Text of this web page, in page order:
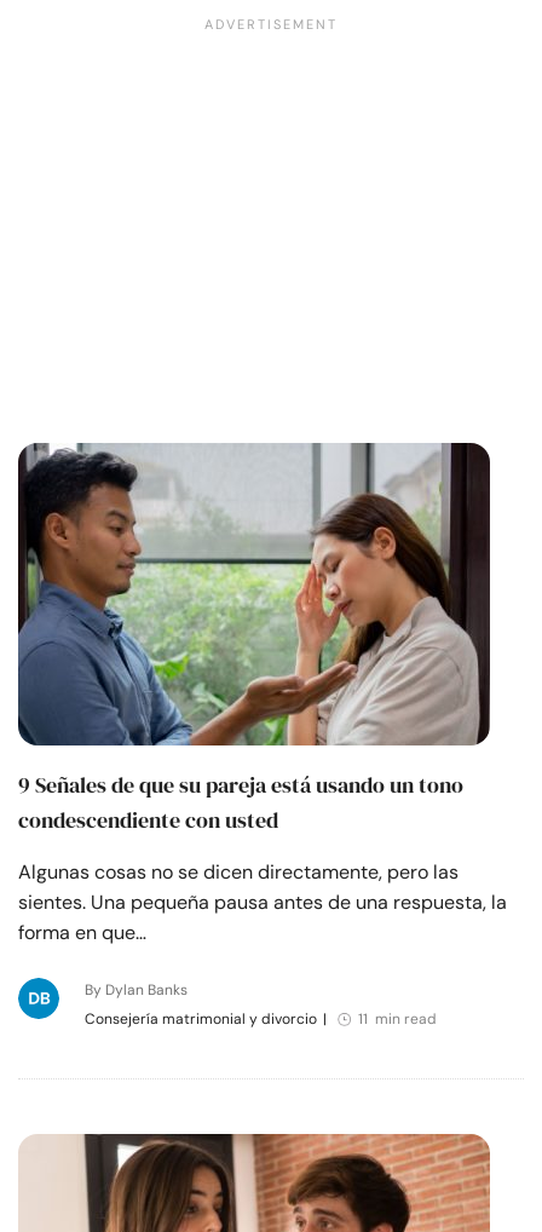
9 Señales de que su pareja está usando un tono
condescendiente con usted
Algunas cosas no se dicen directamente, pero las
sientes. Una pequeña pausa antes de una respuesta, la
forma en que…
By Dylan Banks
Consejería matrimonial y divorcio | 11 min read